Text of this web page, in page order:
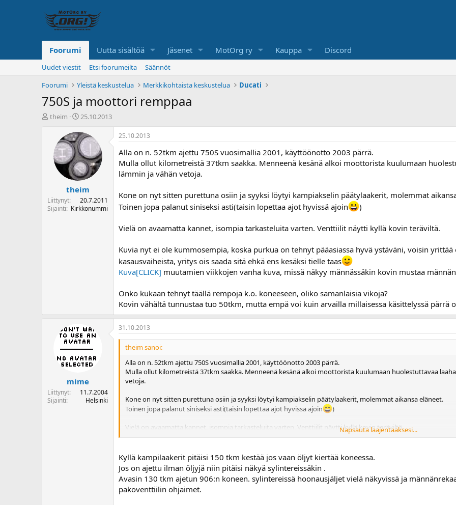
Foorumi Uutta sisältöä Jäsenet MotOrg ry Kauppa Discord
Uudet viestit Etsi foorumeilta
Säännöt
Foorumi
Yleistä keskustelua Merkkikohtaista keskustelua Ducati
750S ja moottori remppaa
K
u
n
theim
A
o
i
t
u
s
p
ä
i
v
25.10.2013
theim
Liittynyt
20.7.2011
Sijainti
Kirkkonummi
25.10.2013
Alla on n. 52tkm ajettu 750S vuosimallia 2001, käyttöönotto 2003 pärrä.
Mulla ollut kilometreistä 37tkm saakka. Menneenä kesänä alkoi moottorista kuulumaan
lämmin ja vähän vetoja.
Kone on nyt sitten purettuna osiin ja syyksi löytyi kampiakselin päätylaakerit, molemmat
Toinen jopa palanut siniseksi asti(taisin lopettaa ajot hyvissä ajoin
)
Vielä on avaamatta kannet, isompia tarkasteluita varten. Venttiilit näytti kyllä kovin teräviltä.
Kuvia nyt ei ole kummosempia, koska purkua on tehnyt pääasiassa hyvä ystäväni, voisin
kasausvaiheista, yritys ois saada sitä ehkä ens kesäksi tielle taas
Kuva[CLICK] muutamien viikkojen vanha kuva, missä näkyy männässäkin kovin mustaa
Onko kukaan tehnyt täällä rempoja k.o. koneeseen, oliko samanlaisia vikoja?
Kovin vähältä tunnustaa tuo 50tkm, mutta empä voi kuin arvailla millaisessa käsittelyssä pärrä
mime
Liittynyt
11.7.2004
Sijainti
Helsinki
31.10.2013
theim sanoi:
Alla on n. 52tkm ajettu 750S vuosimallia 2001, käyttöönotto 2003 pärrä.
Mulla ollut kilometreistä 37tkm saakka. Menneenä kesänä alkoi moottorista kuulumaan huolestuttavaa
vetoja.
Kone on nyt sitten purettuna osiin ja syyksi löytyi kampiakselin päätylaakerit, molemmat aikansa eläneet.
Toinen jopa palanut siniseksi asti(taisin lopettaa ajot hyvissä ajoin
)
Vielä on avaamatta kannet, isompia tarkasteluita varten. Venttiilit näytti kyllä kovin teräviltä.
saada sitä ehkä ens kesäksi tielle taas
Kuva[CLICK]
muutamien viikkojen vanha kuva, missä näkyy männässäkin kovin mustaa männänrenkaiden
Onko kukaan tehnyt täällä rempoja k.o. koneeseen, oliko samanlaisia vikoja?
Kovin vähältä tunnustaa tuo 50tkm, mutta empä voi kuin arvailla millaisessa käsittelyssä pärrä on ollut
Napsauta laajentaaksesi...
Kyllä kampilaakerit pitäisi 150 tkm kestää jos vaan öljyt kiertää koneessa.
Jos on ajettu ilman öljyjä niin pitäisi näkyä sylintereissäkin .
Avasin 130 tkm ajetun 906:n koneen. sylintereissä hoonausjäljet vielä näkyvissä ja
pakoventtiilin ohjaimet.